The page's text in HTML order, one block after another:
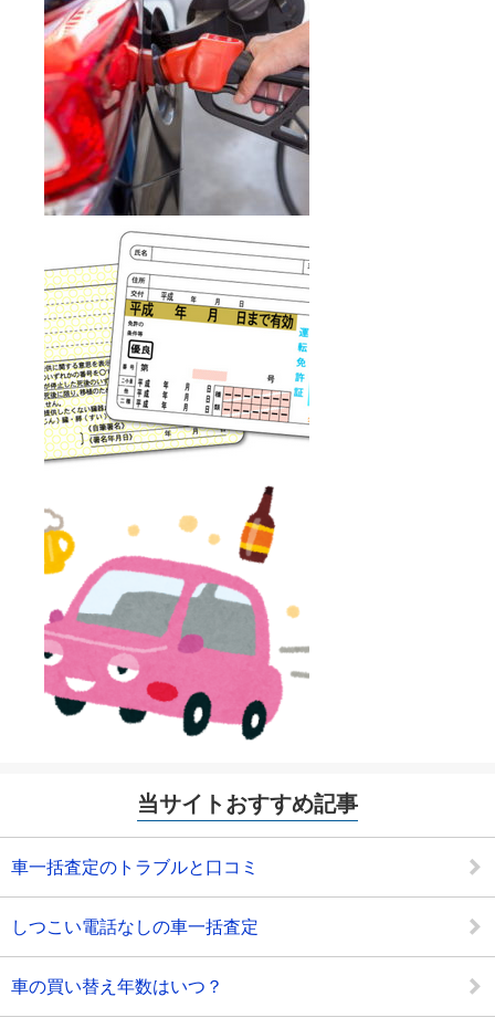
当サイトおすすめ記事
車一括査定のトラブルと口コミ
しつこい電話なしの車一括査定
車の買い替え年数はいつ？